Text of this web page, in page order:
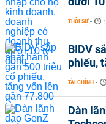
THỜI SỰ -
BIDV
phiếu,
TÀI CHÍNH -
Dàn